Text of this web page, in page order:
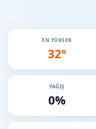
EN YÜKSEK
32°
YAĞIŞ
0%